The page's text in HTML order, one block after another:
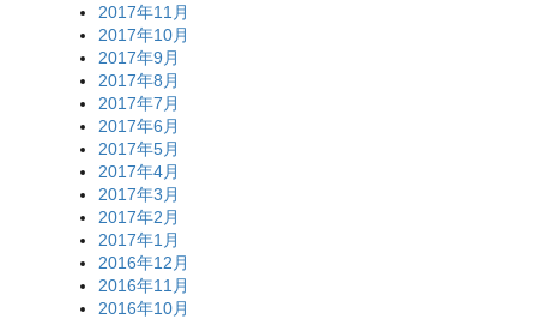
2017年11月
2017年10月
2017年9月
2017年8月
2017年7月
2017年6月
2017年5月
2017年4月
2017年3月
2017年2月
2017年1月
2016年12月
2016年11月
2016年10月